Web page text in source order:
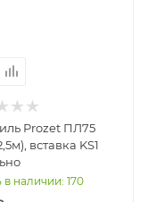
Prozet ПЛ75
вставка KS1
в наличии: 170